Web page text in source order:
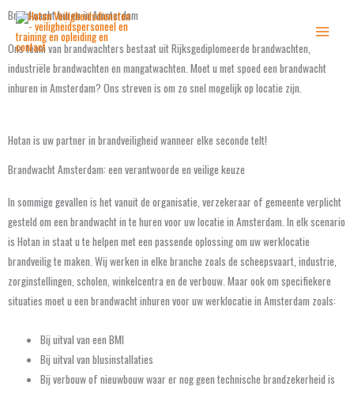
Ga
naar
de
inhoud
Brandwacht huren in Amsterdam
Ons team van brandwachters bestaat uit Rijksgediplomeerde brandwachten,
industriële brandwachten en mangatwachten. Moet u met spoed een brandwacht
inhuren in Amsterdam? Ons streven is om zo snel mogelijk op locatie zijn.
Hotan is uw partner in brandveiligheid wanneer elke seconde telt!
Brandwacht Amsterdam: een verantwoorde en veilige keuze
In sommige gevallen is het vanuit de organisatie, verzekeraar of gemeente verplicht
gesteld om een brandwacht in te huren voor uw locatie in Amsterdam. In elk scenario
is Hotan in staat u te helpen met een passende oplossing om uw werklocatie
brandveilig te maken. Wij werken in elke branche zoals de scheepsvaart, industrie,
zorginstellingen, scholen, winkelcentra en de verbouw. Maar ook om specifiekere
situaties moet u een brandwacht inhuren voor uw werklocatie in Amsterdam zoals:
Bij uitval van een BMI
Bij uitval van blusinstallaties
Bij verbouw of nieuwbouw waar er nog geen technische brandzekerheid is